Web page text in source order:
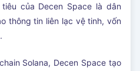
của Decen Space là dân
thông tin liên lạc vệ tinh, vốn
Solana, Decen Space tạo